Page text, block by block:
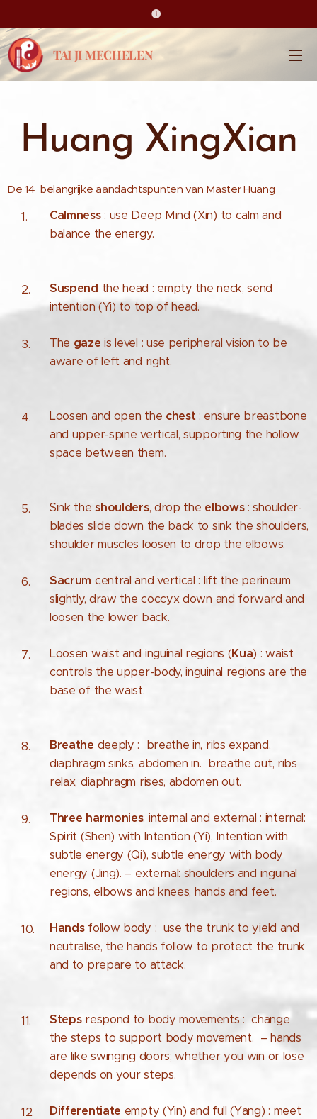
TAI JI MECHELEN
Huang XingXian
De 14 belangrijke aandachtspunten van Master Huang
Calmness: use Deep Mind (Xin) to calm and
balance the energy.
Suspend the head : empty the neck, send
intention (Yi) to top of head.
The gaze is level : use peripheral vision to be
aware of left and right.
Loosen and open the chest: ensure breastbone
and upper-spine vertical, supporting the hollow
space between them.
Sink theshoulders, drop the elbows: shoulder-
blades slide down the back to sink the shoulders,
shoulder muscles loosen to drop the elbows.
Sacrum central and vertical : lift the perineum
slightly, draw the coccyx down and forward and
loosen the lower back.
Loosen waist and inguinal regions (Kua) : waist
controls the upper-body, inguinal regions are the
base of the waist.
Breathe deeply : breathe in, ribs expand,
diaphragm sinks, abdomen in. breathe out, ribs
relax, diaphragm rises, abdomen out.
Three harmonies, internal and external : internal:
Spirit (Shen) with Intention (Yi), Intention with
subtle energy (Qi), subtle energy with body
energy (Jing). – external: shoulders and inguinal
regions, elbows and knees, hands and feet.
Handsfollow body : use the trunk to yield and
neutralise, the hands follow to protect the trunk
and to prepare to attack.
Stepsrespond to body movements : change
the steps to support body movement. – hands
are like swinging doors; whether you win or lose
depends on your steps.
Differentiate empty (Yin) and full (Yang) : meet